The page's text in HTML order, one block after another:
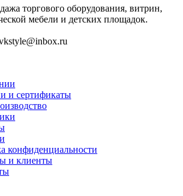
торгового оборудования, витрин,
мебели и детских площадок.
и сертификаты
конфиденциальности
и клиенты